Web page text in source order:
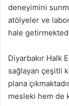
deneyimini
atölyeler ve
hale
Diyarbakır Halk
sağlayan çeşitli
plana
mesleki hem de